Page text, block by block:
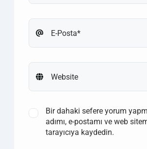
Bir dahaki sefere yorum
adımı, e-postamı ve web
tarayıcıya kaydedin.